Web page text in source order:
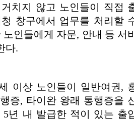
치지 않고 노인들이 직접
창구에서 업무를 처리할
인들에게 자문, 안내 등 서
다.
이상 노인들이 일반여권,
증, 타이완 왕래 통행증을
5년 내 발급한 적이 있는 출